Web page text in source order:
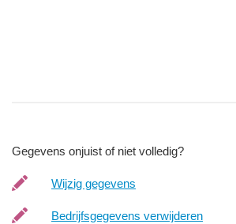
Gegevens onjuist of niet volledig?
Wijzig gegevens
Bedrijfsgegevens verwijderen